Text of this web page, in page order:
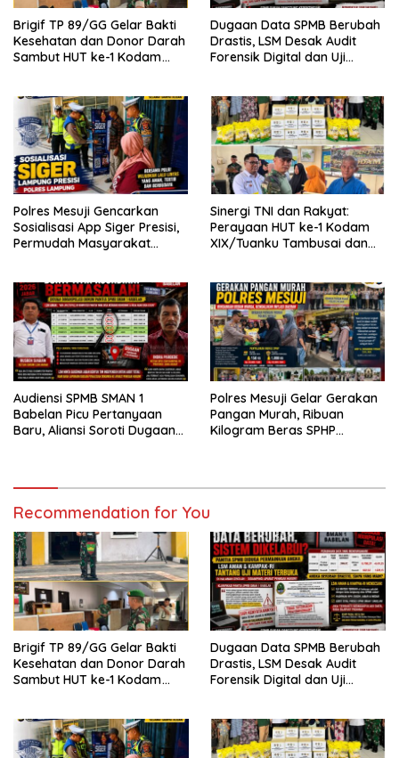
Brigif TP 89/GG Gelar Bakti
Kesehatan dan Donor Darah
Sambut HUT ke-1 Kodam
Dugaan Data SPMB Berubah
Drastis, LSM Desak Audit
Forensik Digital dan Uji
Polres Mesuji Gencarkan
Sosialisasi App Siger Presisi,
Permudah Masyarakat
Sinergi TNI dan Rakyat:
Perayaan HUT ke-1 Kodam
XIX/Tuanku Tambusai dan
Rempak
Audiensi SPMB SMAN 1
Babelan Picu Pertanyaan
Baru, Aliansi Soroti Dugaan
Polres Mesuji Gelar Gerakan
Pangan Murah, Ribuan
Kilogram Beras SPHP
Recommendation for You
Brigif TP 89/GG Gelar Bakti
Kesehatan dan Donor Darah
Sambut HUT ke-1 Kodam
Dugaan Data SPMB Berubah
Drastis, LSM Desak Audit
Forensik Digital dan Uji